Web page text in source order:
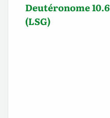
Deutéronome 10.6
(LSG)